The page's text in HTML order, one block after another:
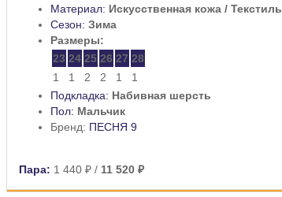
Материал: Искусственная кожа / Текстиль
Сезон: Зима
Размеры:
23 24 25 26 27 28
1
1 2 2 1
1
Подкладка: Набивная шерсть
Пол: Мальчик
Бренд: ПЕСНЯ 9
Пара: 1 440 ₽ / 11 520 ₽